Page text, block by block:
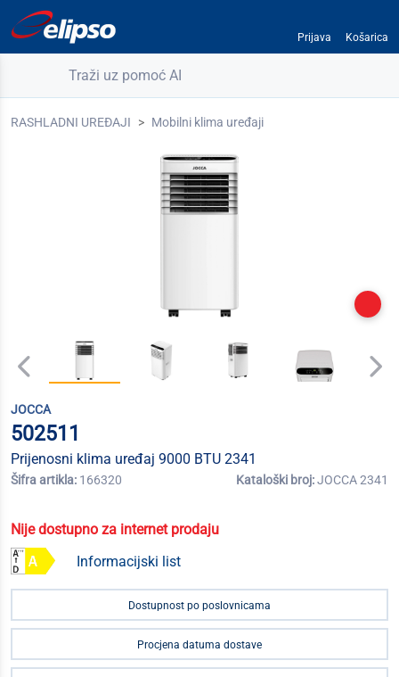
Prijava Košarica
Traži uz pomoć AI
RASHLADNI UREĐAJI Mobilni klima uređaji
JOCCA
502511
Prijenosni klima uređaj 9000 BTU 2341
Šifra artikla: 166320 Kataloški broj:JOCCA 2341
Nije dostupno za internet prodaju
Informacijski list
Dostupnost po poslovnicama
Procjena datuma dostave